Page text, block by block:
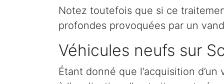
Notez toutefois que si ce
profondes provoquées par un
Véhicules neufs sur
Étant donné que l’acquisition